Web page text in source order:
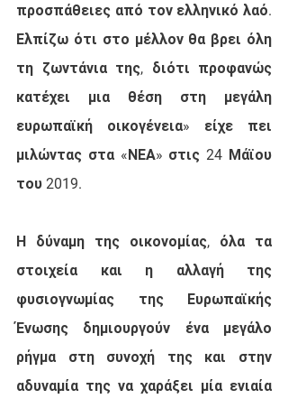
προσπάθειες από τον ελληνικό λαό.
Ελπίζω ότι στο μέλλον θα βρει όλη
τη ζωντάνια της, διότι προφανώς
κατέχει μια θέση στη μεγάλη
ευρωπαϊκή οικογένεια» είχε πει
μιλώντας στα «ΝΕΑ» στις 24 Μάϊου
του 2019.
Η δύναμη της οικονομίας, όλα τα
στοιχεία και η αλλαγή της
φυσιογνωμίας της Ευρωπαϊκής
Ένωσης δημιουργούν ένα μεγάλο
ρήγμα στη συνοχή της και στην
αδυναμία της να χαράξει μία ενιαία